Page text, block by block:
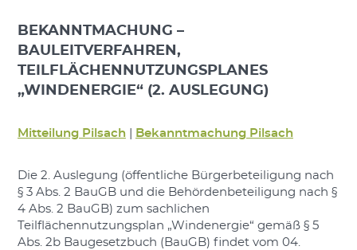
BEKANNTMACHUNG –
BAULEITVERFAHREN,
TEILFLÄCHENNUTZUNGSPLANES
„WINDENERGIE“ (2. AUSLEGUNG)
Mitteilung Pilsach| Bekanntmachung Pilsach
Die 2. Auslegung (öffentliche Bürgerbeteiligung nach
§ 3 Abs. 2 BauGB und die Behördenbeteiligung nach §
4 Abs. 2 BauGB) zum sachlichen
Teilflächennutzungsplan „Windenergie“ gemäß § 5
Abs. 2b Baugesetzbuch (BauGB) findet vom 04.